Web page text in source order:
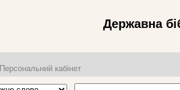
Державна
Персональний кабінет